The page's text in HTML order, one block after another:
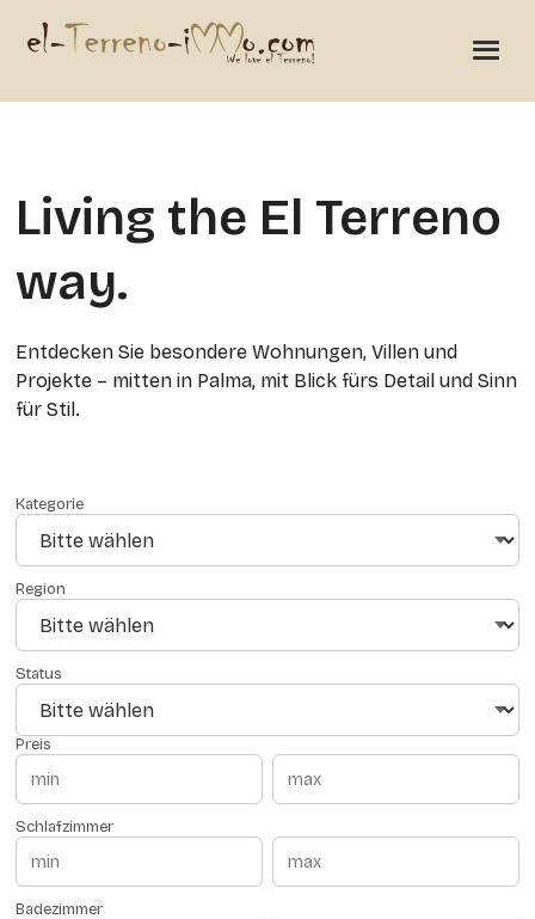
Living the El Terreno
way.
Entdecken Sie besondere Wohnungen, Villen und
Projekte – mitten in Palma, mit Blick fürs Detail und Sinn
für Stil.
Kategorie
Region
Status
Preis
Schlafzimmer
Badezimmer